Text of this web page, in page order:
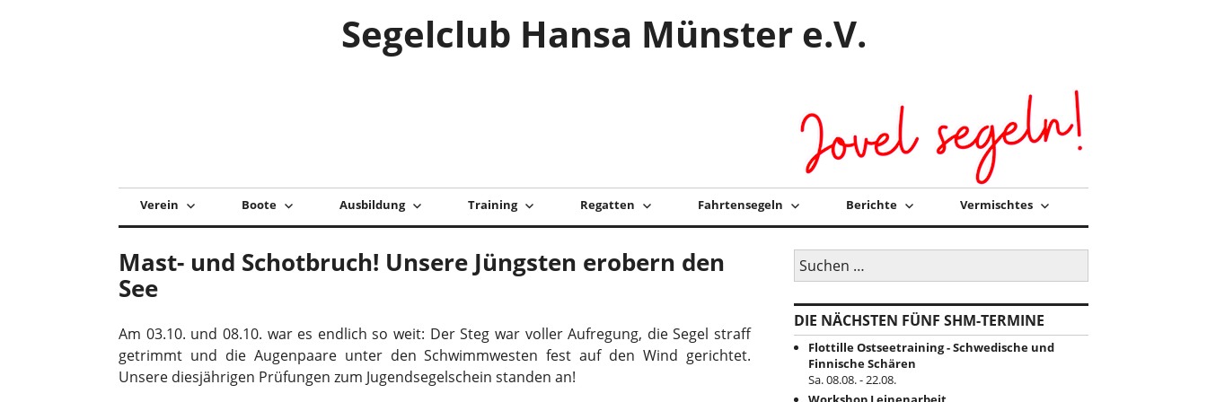
Segelclub Hansa Münster e.V.
Verein Boote Ausbildung Training Regatten Fahrtensegeln Berichte Vermischtes
Mast- und Schotbruch! Unsere Jüngsten erobern den
See
Am 03.10. und 08.10. war es endlich so weit: Der Steg war voller Aufregung, die Segel straff
getrimmt und die Augenpaare unter den Schwimmwesten fest auf den Wind gerichtet.
Unsere diesjährigen Prüfungen zum Jugendsegelschein standen an!
Suchen
nach:
DIE NÄCHSTEN FÜNF SHM-TERMINE
Flottille Ostseetraining - Schwedische und
Finnische Schären
Sa. 08.08. - 22.08.